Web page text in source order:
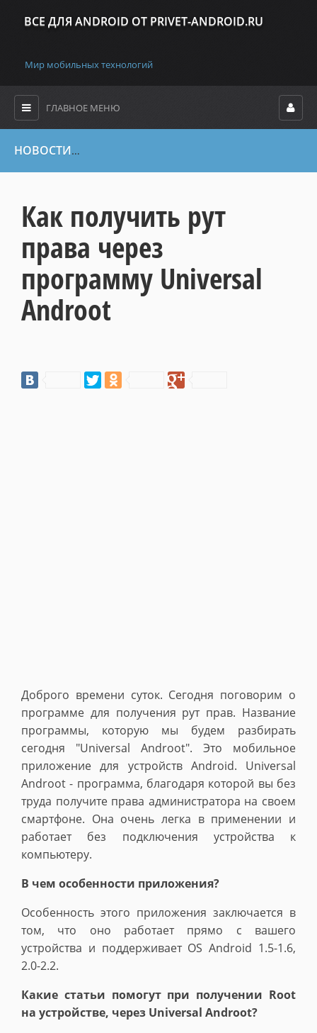
ВСЕ ДЛЯ ANDROID ОТ PRIVET-ANDROID.RU
Мир мобильных технологий
ГЛАВНОЕ МЕНЮ
НОВОСТИ
Как получить рут
права через
программу Universal
Androot
Доброго времени суток. Сегодня поговорим о
программе для получения рут прав. Название
программы, которую мы будем разбирать
сегодня "Universal Androot". Это мобильное
приложение для устройств Android. Universal
Androot - программа, благодаря которой вы без
труда получите права администратора на своем
смартфоне. Она очень легка в применении и
работает без подключения устройства к
компьютеру.
В чем особенности приложения?
Особенность этого приложения заключается в
том, что оно работает прямо с вашего
устройства и поддерживает OS Android 1.5-1.6,
2.0-2.2.
Какие статьи помогут при получении Root
на устройстве, через Universal Androot?